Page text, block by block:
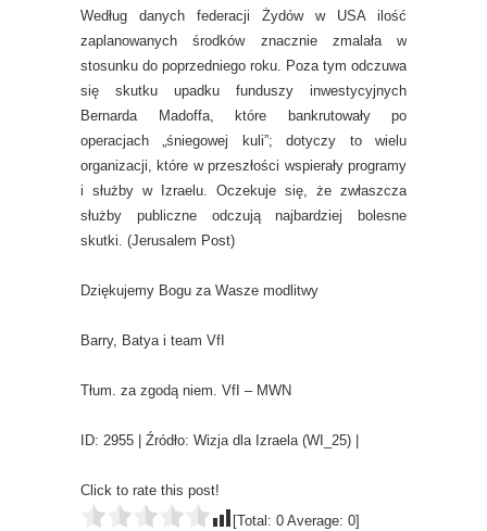
Według danych federacji Żydów w USA ilość
zaplanowanych środków znacznie zmalała w
stosunku do poprzedniego roku. Poza tym odczuwa
się skutku upadku funduszy inwestycyjnych
Bernarda Madoffa, które bankrutowały po
operacjach „śniegowej kuli”; dotyczy to wielu
organizacji, które w przeszłości wspierały programy
i służby w Izraelu. Oczekuje się, że zwłaszcza
służby publiczne odczują najbardziej bolesne
skutki. (Jerusalem Post)
Dziękujemy Bogu za Wasze modlitwy
Barry, Batya i team VfI
Tłum. za zgodą niem. VfI – MWN
ID: 2955 | Źródło: Wizja dla Izraela (WI_25) |
Click to rate this post!
[Total: 0 Average: 0]